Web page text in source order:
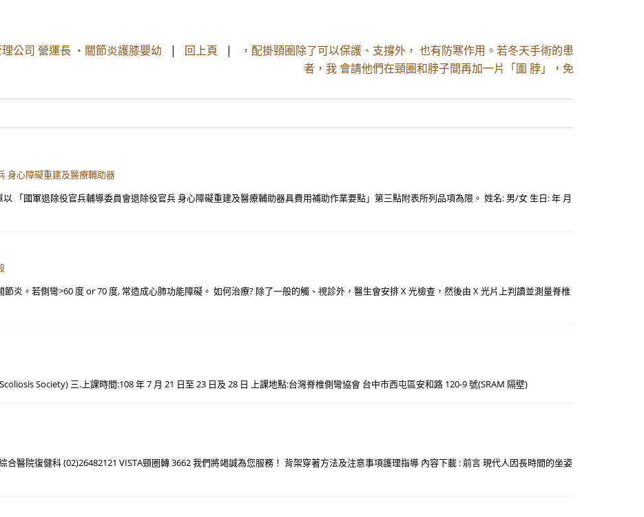
公司 營運長 ・關節炎護膝嬰幼 | 回上頁 |
，配掛頸圈除了可以保護、支撐外， 也有防寒作用。若冬天手術的患
者，我 會請他們在頸圈和脖子間再加一片「圍 脖」，免
身心障礙重建及醫療輔助器
「國軍退除役官兵輔導委員會退除役官兵 身心障礙重建及醫療輔助器具費用補助作業要點」第三點附表所列品項為限。 姓名: 男/女 生日: 年 月
炎。若側彎>60 度 or 70 度, 常造成心肺功能障礙。 如何治療? 除了一般的觸、視診外，醫生會安排 X 光檢查，然後由 X 光片上判讀並測量脊椎
Society) 三.上課時間:108 年 7 月 21 日至 23 日及 28 日 上課地點:台灣脊椎側彎協會 台中市西屯區安和路 120-9 號(SRAM 隔壁)
醫院復健科 (02)26482121 VISTA頸圈轉 3662 我們將竭誠為您服務！ 背架穿著方法及注意事項護理指導 內容下載 : 前言 現代人因長時間的坐姿